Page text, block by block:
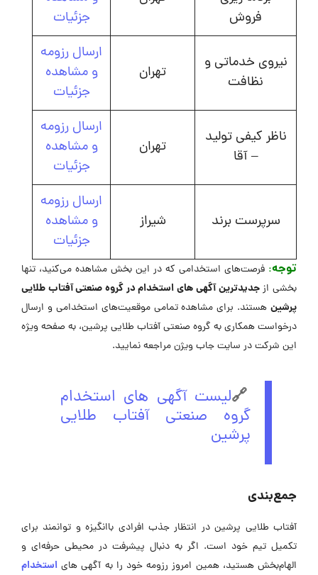
فروش
جزئیات
نیروی خدماتی و
نظافت
تهران
ارسال رزومه
و مشاهده
جزئیات
ناظر کیفی تولید
– آقا
تهران
ارسال رزومه
و مشاهده
جزئیات
سرپرست برند شیراز
ارسال رزومه
و مشاهده
جزئیات
توجه: فرصت‌های استخدامی که در این بخش مشاهده می‌کنید، تنها
بخشی ازجدیدترین آگهی های استخدام در گروه صنعتی آفتاب طلایی
پرشین هستند. برای مشاهده تمامی موقعیت‌های استخدامی و ارسال
درخواست همکاری به گروه صنعتی آفتاب طلایی پرشین، به صفحه ویژه
این شرکت در ‌سایت جاب ویژن مراجعه نمایید.
🔗لیست آگهی های استخدام
گروه صنعتی آفتاب طلایی
پرشین
جمع‌بندی
آفتاب طلایی پرشین در انتظار جذب افرادی باانگیزه و توانمند برای
تکمیل تیم خود است. اگر به دنبال پیشرفت در محیطی حرفه‌ای و
الهام‌بخش هستید، همین امروز رزومه خود را به آگهی ‌های استخدام